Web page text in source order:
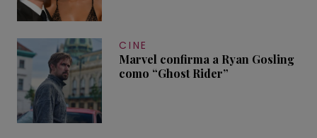
CINE
Marvel confirma a Ryan Gosling
como “Ghost Rider”